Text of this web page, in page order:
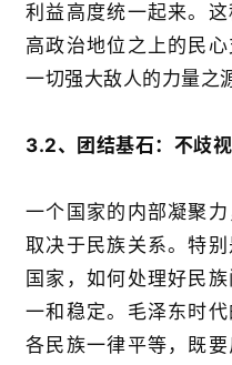
利益高度统一起来。
高政治地位之上的民
一切强大敌人的力量之
3.2、 团结基石：不歧
一个国家的内部凝聚
取决于民族关系。特
国家，如何处理好民
一和稳定。毛泽东时
各民族一律平等，既